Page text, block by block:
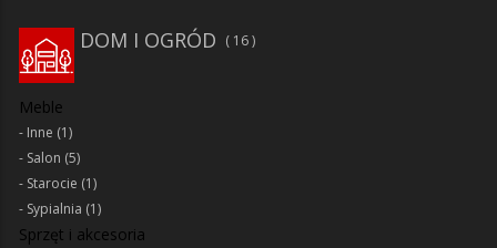
DOM I OGRÓD 16
Meble
Inne (1)
Salon (5)
Starocie (1)
Sypialnia (1)
Sprzęt i akcesoria